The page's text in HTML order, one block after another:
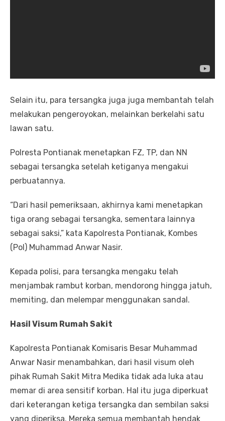
Selain itu, para tersangka juga juga membantah telah
melakukan pengeroyokan, melainkan berkelahi satu
lawan satu.
Polresta Pontianak menetapkan FZ, TP, dan NN
sebagai tersangka setelah ketiganya mengakui
perbuatannya.
“Dari hasil pemeriksaan, akhirnya kami menetapkan
tiga orang sebagai tersangka, sementara lainnya
sebagai saksi,” kata Kapolresta Pontianak, Kombes
(Pol) Muhammad Anwar Nasir.
Kepada polisi, para tersangka mengaku telah
menjambak rambut korban, mendorong hingga jatuh,
memiting, dan melempar menggunakan sandal.
Hasil Visum Rumah Sakit
Kapolresta Pontianak Komisaris Besar Muhammad
Anwar Nasir menambahkan, dari hasil visum oleh
pihak Rumah Sakit Mitra Medika tidak ada luka atau
memar di area sensitif korban. Hal itu juga diperkuat
dari keterangan ketiga tersangka dan sembilan saksi
yang diperiksa. Mereka semua membantah hendak